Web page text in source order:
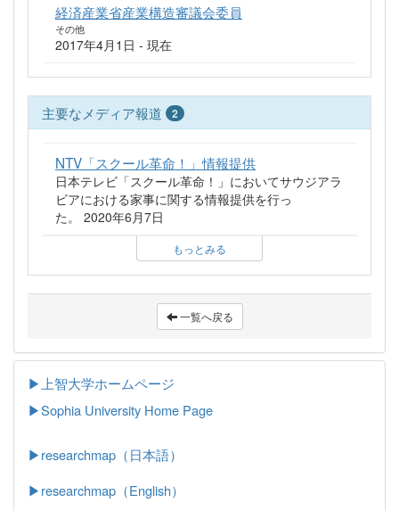
経済産業省産業構造審議会委員
その他
2017年4月1日 - 現在
主要なメディア報道 2
NTV「スクール革命！」情報提供
日本テレビ「スクール革命！」においてサウジアラ
ビアにおける家事に関する情報提供を行っ
た。 2020年6月7日
もっとみる
一覧へ戻る
▶上智大学ホームページ
▶Sophia University Home Page
▶researchmap（日本語）
▶researchmap（English）